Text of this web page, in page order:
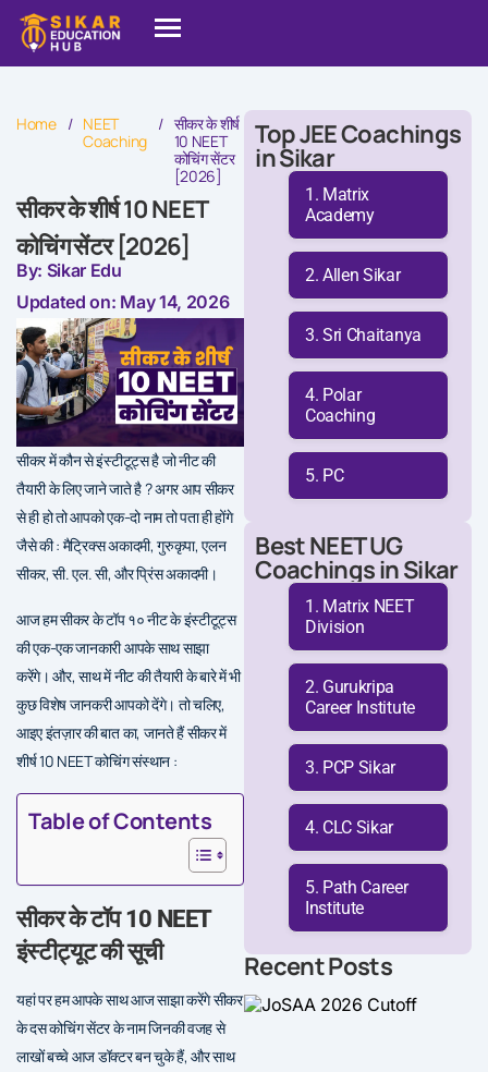
Home / NEET
Coaching
/ सीकर के शीर्ष
10 NEET
कोचिंग सेंटर
[2026]
सीकर के शीर्ष 10 NEET
कोचिंग सेंटर [2026]
By: Sikar Edu
Updated on: May 14, 2026
सीकर में कौन से इंस्टीटूट्स है जो नीट की
तैयारी के लिए जाने जाते है ? अगर आप सीकर
से ही हो तो आपको एक-दो नाम तो पता ही होंगे
जैसे की : मैट्रिक्स अकादमी, गुरुकृपा, एलन
सीकर, सी. एल. सी, और प्रिंस अकादमी।
आज हम सीकर के टॉप १० नीट के इंस्टीटूट्स
की एक-एक जानकारी आपके साथ साझा
करेंगे। और, साथ में नीट की तैयारी के बारे में भी
कुछ विशेष जानकरी आपको देंगे। तो चलिए,
आइए इंतज़ार की बात का, जानते हैं सीकर में
शीर्ष 10 NEET कोचिंग संस्थान :
Table of Contents
सीकर के टॉप 10 NEET
इंस्टीट्यूट की सूची
यहां पर हम आपके साथ आज साझा करेंगे सीकर
के दस कोचिंग सेंटर के नाम जिनकी वजह से
लाखों बच्चे आज डॉक्टर बन चुके हैं, और साथ
Top JEE Coachings
in Sikar
Matrix
Academy
Allen Sikar
Sri Chaitanya
Polar
Coaching
PC
Best NEET UG
Coachings in Sikar
Matrix NEET
Division
Gurukripa
Career Institute
PCP Sikar
CLC Sikar
Path Career
Institute
Recent Posts